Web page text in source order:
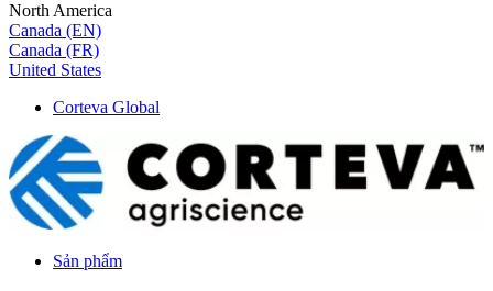
North America
Canada (EN)
Canada (FR)
United States
Corteva Global
Sản phẩm